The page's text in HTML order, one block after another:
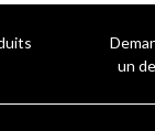
un